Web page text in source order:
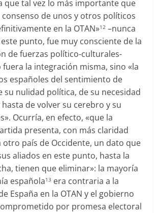
que tal vez lo más importante que
de unos y otros políticos
en la OTAN»12 –nunca
punto, fue muy consciente de la
de fuerzas político-culturales-
fuera la integración misma, sino «la
españoles del sentimiento de
su nulidad política, de su necesidad
de volver su cerebro y su
Ocurría, en efecto, «que la
presenta, con más claridad
otro país de Occidente, un dato que
aliados en este punto, hasta la
tienen que eliminar»: la mayoría
española13 era contraria a la
España en la OTAN y el gobierno
por promesa electoral